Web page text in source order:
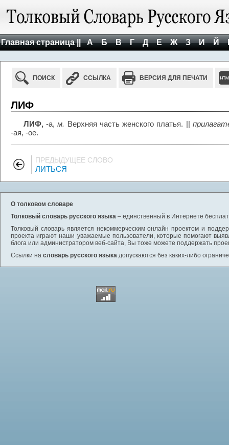
Главная страница || А Б В Г Д Е Ж З И Й
ПОИСК ССЫЛКА ВЕРСИЯ ДЛЯ ПЕЧАТИ
ЛИФ
ЛИФ, -а,м. Верхняя часть женского платья. ||
-ая, -ое.
ПРЕДЫДУЩЕЕ СЛОВО
ЛИТЬСЯ
О толковом словаре
Толковый словарь русского языка – единственный в Интернете
Толковый словарь является некоммерческим онлайн проектом и
проекта играют наши уважаемые пользователи, которые помогают
блога или администратором веб-сайта, Вы тоже можете поддержать
Ссылки на словарь русского языка допускаются без каких-либо